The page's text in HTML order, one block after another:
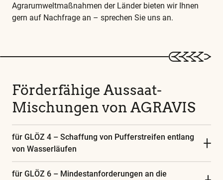
Agrarumweltmaßnahmen der Länder bieten wir Ihnen
gern auf Nachfrage an – sprechen Sie uns an.
Förderfähige Aussaat-
Mischungen von AGRAVIS
für GLÖZ 4 – Schaffung von Pufferstreifen entlang
von Wasserläufen
für GLÖZ 6 – Mindestanforderungen an die